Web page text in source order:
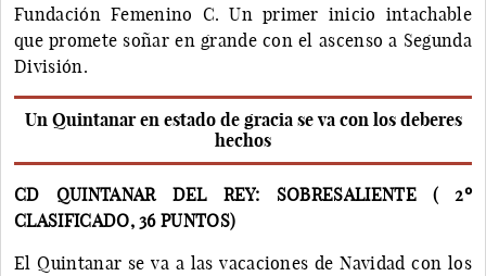
Fundación Femenino C. Un primer inicio intachable
que promete soñar en grande con el ascenso a Segunda
División.
Un Quintanar en estado de gracia se va con los deberes
hechos
CD QUINTANAR DEL REY: SOBRESALIENTE ( 2º
CLASIFICADO, 36 PUNTOS)
El Quintanar se va a las vacaciones de Navidad con los